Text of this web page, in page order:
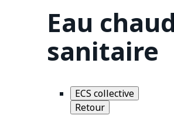
Eau
sanitaire
ECS collective
Retour